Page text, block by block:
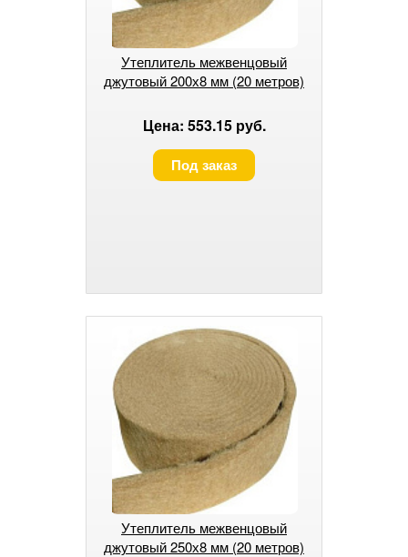
Утеплитель межвенцовый
джутовый 200х8 мм (20 метров)
Цена: 553.15 руб.
Под заказ
Утеплитель межвенцовый
джутовый 250х8 мм (20 метров)